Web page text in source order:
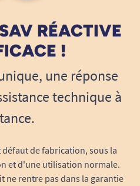
RÉACTIVE
!
une réponse
technique à
de fabrication, sous la
et d'une utilisation normale.
ne rentre pas dans la garantie